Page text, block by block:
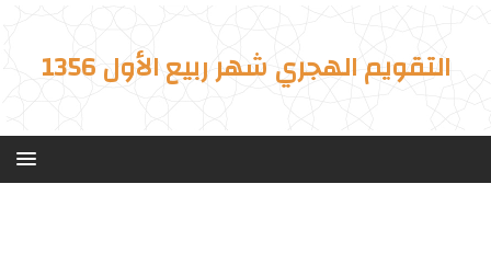
التقويم الهجري شهر ربيع الأول 1356